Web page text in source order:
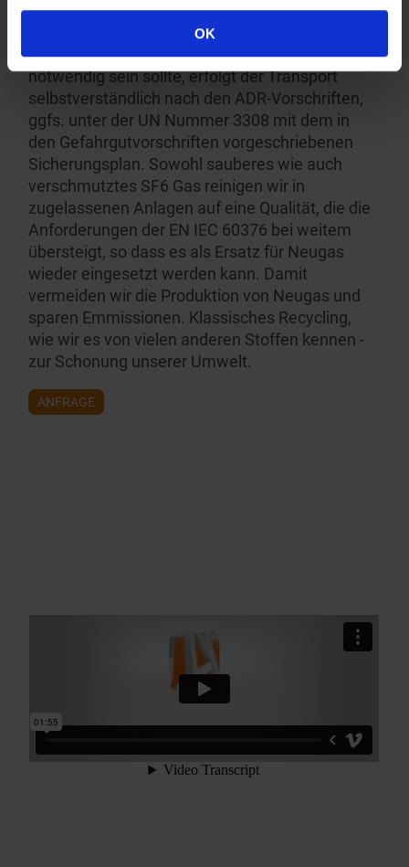
OK
Umgang mit SF-6 Gas befüllten Anlagen.
Wenn es wegen der Zerset­zungs­pro­dukten
notwendig sein sollte, erfolgt der Transport
selbst­ver­ständlich nach den ADR-Vorschriften,
ggfs. unter der UN Nummer 3308 mit dem in
den Gefahr­gut­vor­schriften vorgeschriebenen
Sicherungsplan. Sowohl sauberes wie auch
verschmutztes SF6 Gas reinigen wir in
zugelassenen Anlagen auf eine Qualität, die die
Anforde­rungen der EN IEC 60376 bei weitem
übersteigt, so dass es als Ersatz für Neugas
wieder eingesetzt werden kann. Damit
vermeiden wir die Produktion von Neugas und
sparen Emmissionen. Klassisches Recycling,
wie wir es von vielen anderen Stoffen kennen -
zur Schonung unserer Umwelt.
ANFRAGE